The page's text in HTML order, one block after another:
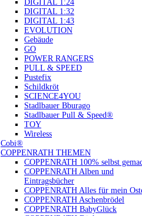
DIGITAL 1:24
DIGITAL 1:32
DIGITAL 1:43
EVOLUTION
Gebäude
GO
POWER RANGERS
PULL & SPEED
Pustefix
Schildkröt
SCIENCE4YOU
Stadlbauer Bburago
Stadlbauer Pull & Speed®
TOY
Wireless
Cobi®
COPPENRATH THEMEN
COPPENRATH 100% selbst
COPPENRATH Alben und
Eintragsbücher
COPPENRATH Alles für mein
COPPENRATH Aschenbrödel
COPPENRATH BabyGlück